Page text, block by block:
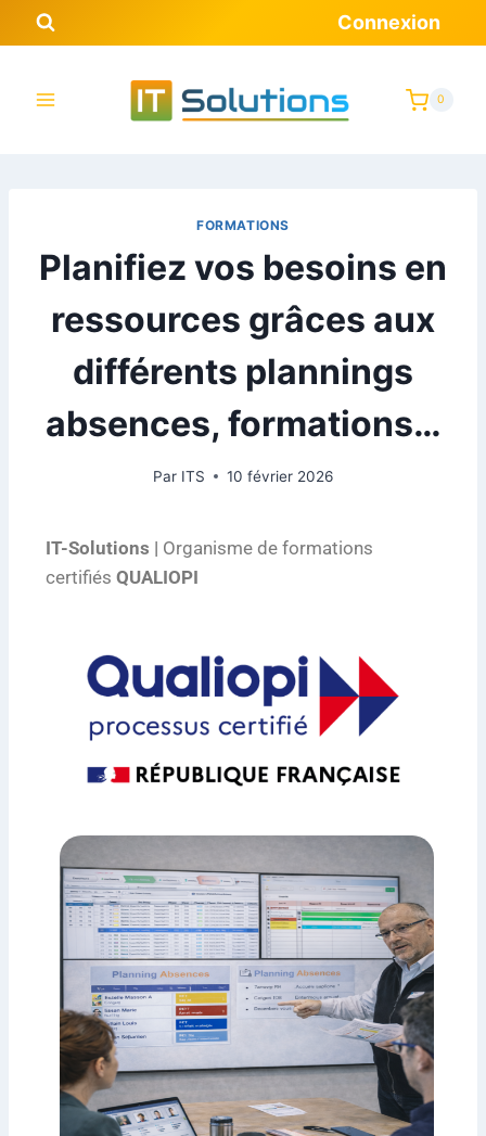
Connexion
0
FORMATIONS
Planifiez vos besoins en
ressources grâces aux
différents plannings
absences, formations…
Par ITS 10 février 2026
IT-Solutions | Organisme de formations
certifiés QUALIOPI